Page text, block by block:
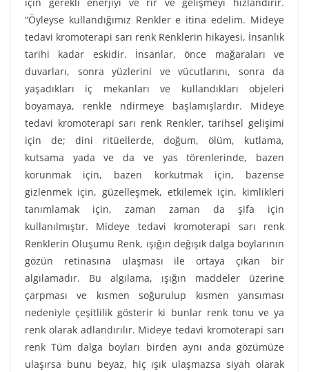
“Öyleyse kullandığımız Renkler e itina edelim. Mideye
tedavi kromoterapi sarı renk Renklerin hikayesi, İnsanlık
tarihi kadar eskidir. İnsanlar, önce mağaraları ve
duvarları, sonra yüzlerini ve vücutlarını, sonra da
yaşadıkları iç mekanları ve kullandıkları objeleri
boyamaya, renkle ndirmeye başlamışlardır. Mideye
tedavi kromoterapi sarı renk Renkler, tarihsel gelişimi
için de; dini ritüellerde, doğum, ölüm, kutlama,
kutsama yada ve da ve yas törenlerinde, bazen
korunmak için, bazen korkutmak için, bazense
gizlenmek için, güzelleşmek, etkilemek için, kimlikleri
tanımlamak için, zaman zaman da şifa için
kullanılmıştır. Mideye tedavi kromoterapi sarı renk
Renklerin Oluşumu Renk, ışığın değışık dalga boylarının
gözün retinasına ulaşması ile ortaya çıkan bir
algılamadır. Bu algılama, ışığın maddeler üzerine
çarpması ve kısmen soğurulup kısmen yansıması
nedeniyle çeşitlilik gösterir ki bunlar renk tonu ve ya
renk olarak adlandırılır. Mideye tedavi kromoterapi sarı
renk Tüm dalga boyları birden aynı anda gözümüze
ulaşırsa bunu beyaz, hiç ışık ulaşmazsa siyah olarak